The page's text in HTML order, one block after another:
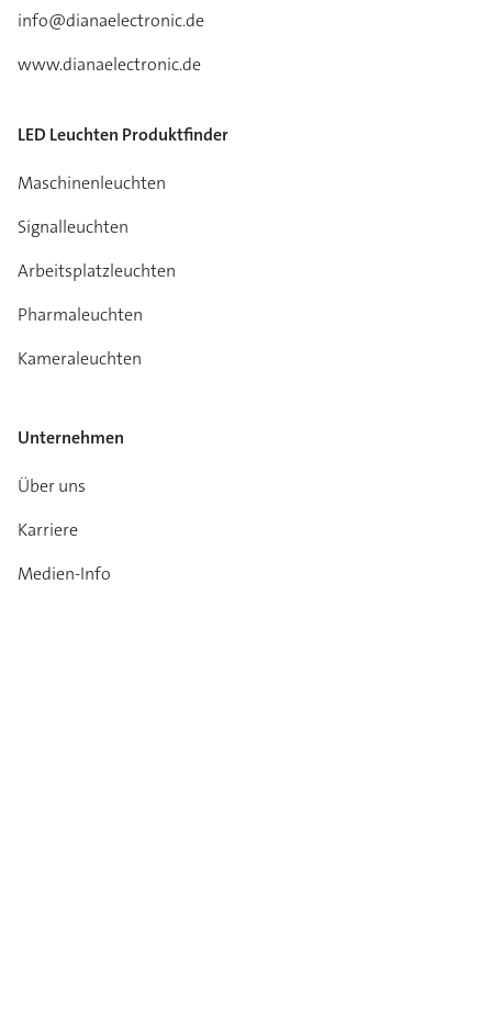
info@dianaelectronic.de
www.dianaelectronic.de
LED Leuchten Produktfinder
Maschinenleuchten
Signalleuchten
Arbeitsplatzleuchten
Pharmaleuchten
Kameraleuchten
Unternehmen
Über uns
Karriere
Medien-Info